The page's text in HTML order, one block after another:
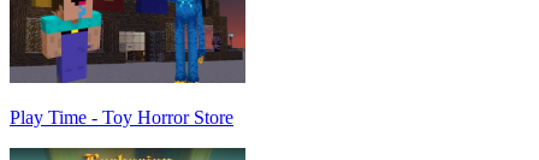
Play Time - Toy Horror Store